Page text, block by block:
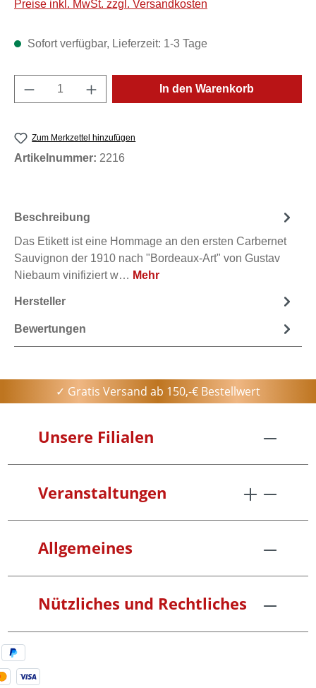
Preise inkl. MwSt. zzgl. Versandkosten
Sofort verfügbar, Lieferzeit: 1-3 Tage
Produkt Anzahl: Gib den gewünschten
In den Warenkorb
Zum Merkzettel hinzufügen
Artikelnummer: 2216
Beschreibung
Das Etikett ist eine Hommage an den ersten Carbernet
Sauvignon der 1910 nach "Bordeaux-Art" von Gustav
Niebaum vinifiziert w… Mehr
Hersteller
Bewertungen
✓ Gratis Versand ab 150,-€ Bestellwert
Unsere Filialen
Veranstaltungen
Allgemeines
Nützliches und Rechtliches